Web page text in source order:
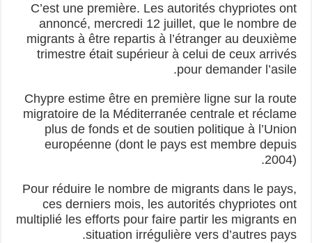
C’est une première. Les autorités chypriotes ont
annoncé, mercredi 12 juillet, que le nombre de
migrants à être repartis à l’étranger au deuxième
trimestre était supérieur à celui de ceux arrivés
pour demander l’asile.
Chypre estime être en première ligne sur la route
migratoire de la Méditerranée centrale et réclame
plus de fonds et de soutien politique à l’Union
européenne (dont le pays est membre depuis
2004).
Pour réduire le nombre de migrants dans le pays,
ces derniers mois, les autorités chypriotes ont
multiplié les efforts pour faire partir les migrants en
situation irrégulière vers d’autres pays.